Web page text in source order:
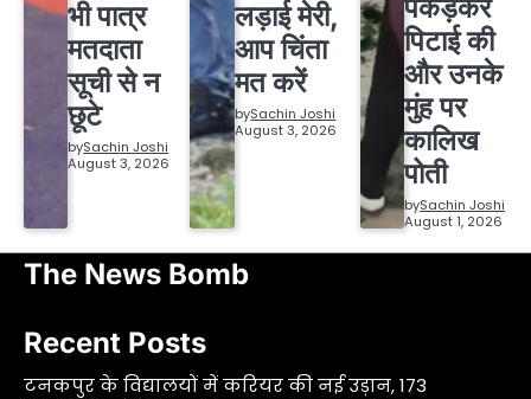
भी पात्र
मतदाता
सूची से न
छूटे
bySachin Joshi
August 3, 2026
लड़ाई मेरी,
आप चिंता
मत करें
bySachin Joshi
August 3, 2026
पकड़कर
पिटाई की
और उनके
मुंह पर
कालिख
पोती
bySachin Joshi
August 1, 2026
The News Bomb
Recent Posts
टनकपुर के विद्यालयों में करियर की नई उड़ान, 173